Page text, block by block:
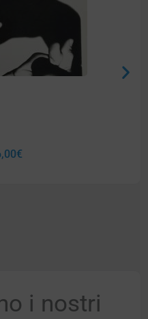
€
i nostri